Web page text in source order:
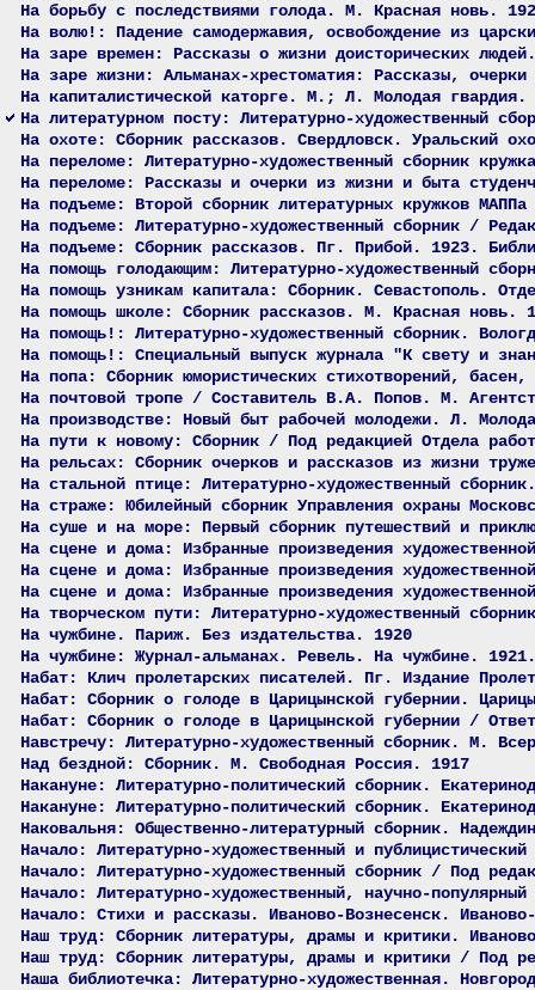
На борьбу с последствиями голода. М. Красная новь.
На волю!: Падение самодержавия, освобождение из
На заре времен: Рассказы о жизни доисторических
На заре жизни: Альманах-хрестоматия: Рассказы,
На капиталистической каторге. М.; Л. Молодая
На литературном посту: Литературно-художественный
На охоте: Сборник рассказов. Свердловск. Уральский
На переломе: Литературно-художественный сборник
На переломе: Рассказы и очерки из жизни и быта
На подъеме: Второй сборник литературных кружков
На подъеме: Литературно-художественный сборник /
На подъеме: Сборник рассказов. Пг. Прибой. 1923.
На помощь голодающим: Литературно-художественный
На помощь узникам капитала: Сборник. Севастополь.
На помощь школе: Сборник рассказов. М. Красная новь.
На помощь!: Литературно-художественный сборник.
На помощь!: Специальный выпуск журнала "К свету и
На попа: Сборник юмористических стихотворений,
На почтовой тропе / Составитель В.А. Попов. М.
На производстве: Новый быт рабочей молодежи. Л.
На пути к новому: Сборник / Под редакцией Отдела
На рельсах: Сборник очерков и рассказов из жизни
На стальной птице: Литературно-художественный
На страже: Юбилейный сборник Управления охраны
На суше и на море: Первый сборник путешествий и
На сцене и дома: Избранные произведения
На сцене и дома: Избранные произведения
На сцене и дома: Избранные произведения
На творческом пути: Литературно-художественный
На чужбине. Париж. Без издательства. 1920
На чужбине: Журнал-альманах. Ревель. На чужбине.
Набат: Клич пролетарских писателей. Пг. Издание
Набат: Сборник о голоде в Царицынской губернии.
Набат: Сборник о голоде в Царицынской губернии /
Навстречу: Литературно-художественный сборник. М.
Над бездной: Сборник. М. Свободная Россия. 1917
Накануне: Литературно-политический сборник.
Накануне: Литературно-политический сборник.
Наковальня: Общественно-литературный сборник.
Начало: Литературно-художественный и
Начало: Литературно-художественный сборник / Под
Начало: Литературно-художественный, научно-
Начало: Стихи и рассказы. Иваново-Вознесенск.
Наш труд: Сборник литературы, драмы и критики.
Наш труд: Сборник литературы, драмы и критики / Под
Наша библиотечка: Литературно-художественная.